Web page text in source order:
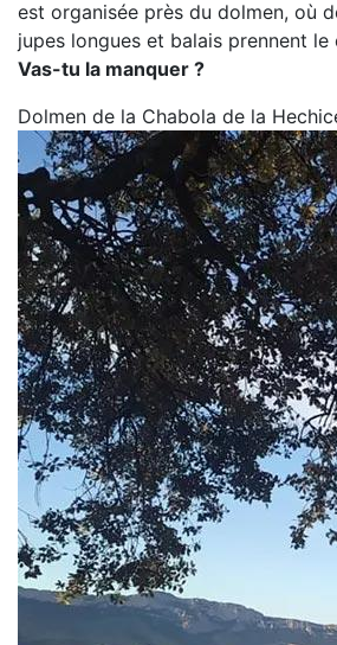
est organisée près du dolmen, où
jupes longues et balais prennent
Vas-tu la manquer ?
Dolmen de la Chabola de la